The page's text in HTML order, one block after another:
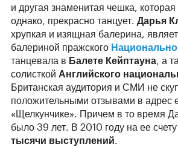
и другая знаменитая чешка, которая
однако, прекрасно танцует. Дарья
хрупкая и изящная балерина,
балериной пражского
танцевала в Балете Кейптауна, а
солисткой Английского
Британская аудитория и СМИ не
положительными отзывами в адрес
«Щелкунчике». Причем в то время
было 39 лет. В 2010 году на ее
тысячи выступлений.